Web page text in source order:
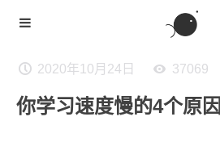
2020年10月24日 37069
你学习速度慢的4个原因